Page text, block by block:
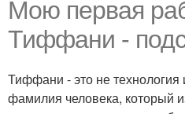
Мою первая
Тиффани -
Тиффани - это не технология
фамилия человека, который